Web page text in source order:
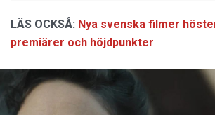
LÄS OCKSÅ: Nya svenska filmer
premiärer och höjdpunkter